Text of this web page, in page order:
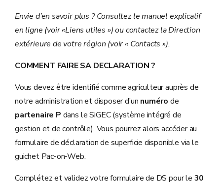
Envie d’en savoir plus ? Consultez le manuel explicatif
en ligne (voir «Liens utiles ») ou contactez la Direction
extérieure de votre région (voir « Contacts »).
COMMENT FAIRE SA DECLARATION ?
Vous devez être identifié comme agriculteur auprès de
notre administration et disposer d’un numéro de
partenaire P dans le SiGEC (système intégré de
gestion et de contrôle). Vous pourrez alors accéder au
formulaire de déclaration de superficie disponible via le
guichet Pac-on-Web.
Complétez et validez votre formulaire de DS pour le 30